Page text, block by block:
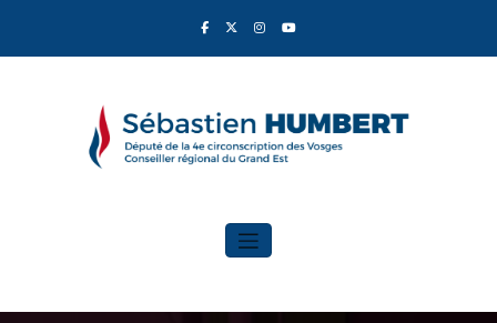
contenu
Sébastien Humbert